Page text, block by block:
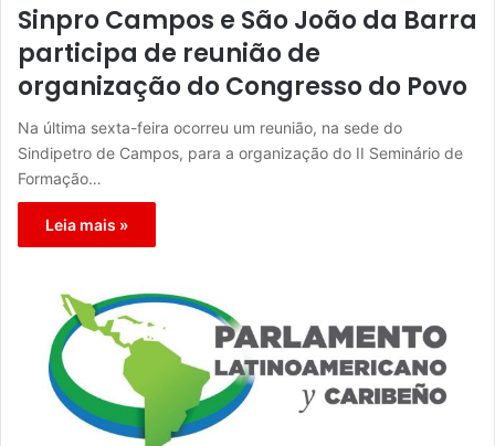
Sinpro Campos e São João da Barra
participa de reunião de
organização do Congresso do Povo
Na última sexta-feira ocorreu um reunião, na sede do
Sindipetro de Campos, para a organização do II Seminário de
Formação…
Leia mais »